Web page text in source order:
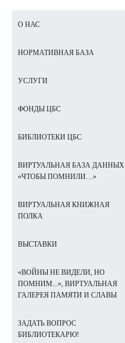
О НАС
НОРМАТИВНАЯ БАЗА
УСЛУГИ
ФОНДЫ ЦБС
БИБЛИОТЕКИ ЦБС
ВИРТУАЛЬНАЯ БАЗА ДАННЫХ
«ЧТОБЫ ПОМНИЛИ…»
ВИРТУАЛЬНАЯ КНИЖНАЯ
ПОЛКА
ВЫСТАВКИ
«ВОЙНЫ НЕ ВИДЕЛИ, НО
ПОМНИМ...», ВИРТУАЛЬНАЯ
ГАЛЕРЕЯ ПАМЯТИ И СЛАВЫ
ЗАДАТЬ ВОПРОС
БИБЛИОТЕКАРЮ!